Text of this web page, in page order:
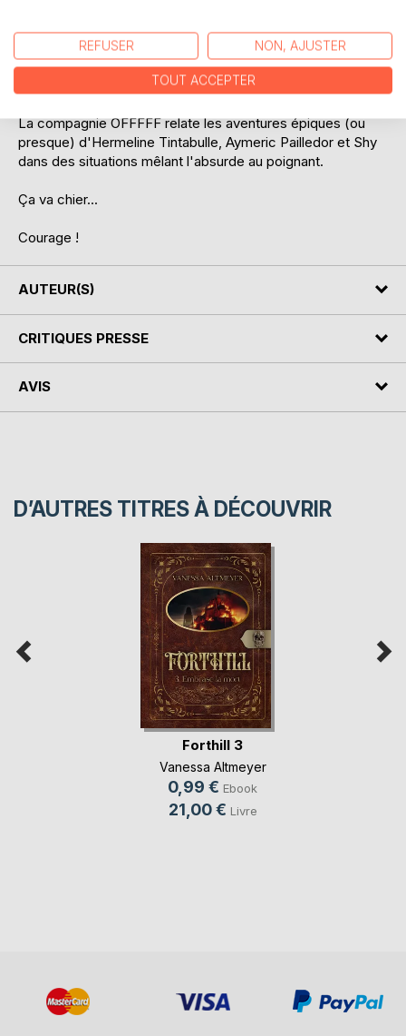
Dans un univers médiéval où magie et religion ont une
place bien réelle, trois aventuriers débutants cherchent
désespérément à gagner leur vie.
La compagnie OFFFFF relate les aventures épiques (ou
presque) d'Hermeline Tintabulle, Aymeric Pailledor et Shy
dans des situations mêlant l'absurde au poignant.
Ça va chier...
Courage !
AUTEUR(S)
CRITIQUES PRESSE
AVIS
D’AUTRES TITRES À DÉCOUVRIR
Forthill 3
Vanessa Altmeyer
0,99 € Ebook
21,00 € Livre
REFUSER NON, AJUSTER
TOUT ACCEPTER